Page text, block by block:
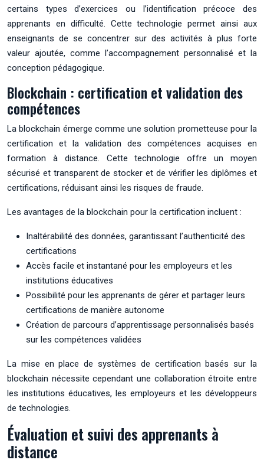
certains types d’exercices ou l’identification précoce des
apprenants en difficulté. Cette technologie permet ainsi aux
enseignants de se concentrer sur des activités à plus forte
valeur ajoutée, comme l’accompagnement personnalisé et la
conception pédagogique.
Blockchain : certification et validation des
compétences
La blockchain émerge comme une solution prometteuse pour la
certification et la validation des compétences acquises en
formation à distance. Cette technologie offre un moyen
sécurisé et transparent de stocker et de vérifier les diplômes et
certifications, réduisant ainsi les risques de fraude.
Les avantages de la blockchain pour la certification incluent :
Inaltérabilité des données, garantissant l’authenticité des
certifications
Accès facile et instantané pour les employeurs et les
institutions éducatives
Possibilité pour les apprenants de gérer et partager leurs
certifications de manière autonome
Création de parcours d’apprentissage personnalisés basés
sur les compétences validées
La mise en place de systèmes de certification basés sur la
blockchain nécessite cependant une collaboration étroite entre
les institutions éducatives, les employeurs et les développeurs
de technologies.
Évaluation et suivi des apprenants à
distance